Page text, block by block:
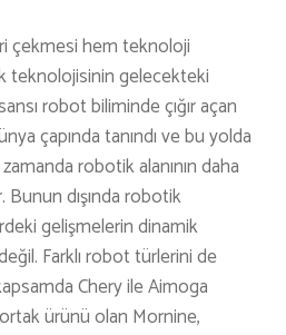
çekmesi hem teknoloji
teknolojisinin gelecekteki
robot biliminde çığır açan
çapında tanındı ve bu yolda
zamanda robotik alanının daha
dışında robotik
gelişmelerin dinamik
Farklı robot türlerini de
Chery ile Aimoga
ürünü olan Mornine,